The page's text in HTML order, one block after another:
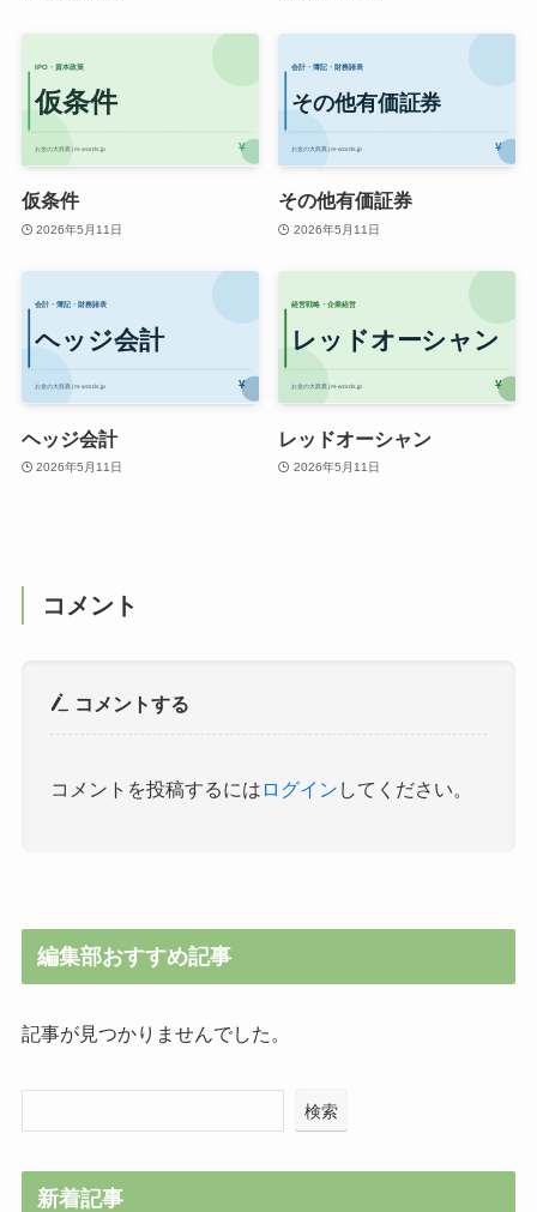
仮条件
2026年5月11日
その他有価証券
2026年5月11日
ヘッジ会計
2026年5月11日
レッドオーシャン
2026年5月11日
コメント
コメントする
コメントを投稿するには ログイン してください。
編集部おすすめ記事
記事が見つかりませんでした。
検索
新着記事